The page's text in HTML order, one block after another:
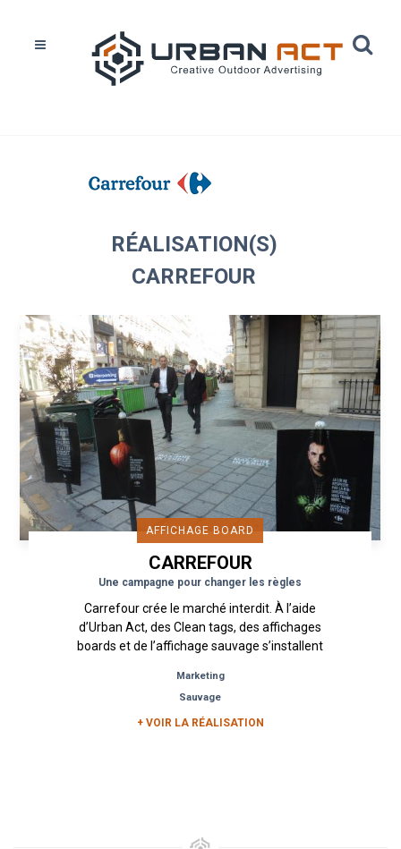
RÉALISATION(S)
CARREFOUR
AFFICHAGE BOARD
CARREFOUR
Une campagne pour changer les règles
Carrefour crée le marché interdit. À l’aide
d’Urban Act, des Clean tags, des affichages
boards et de l’affichage sauvage s’installent
Marketing
Sauvage
+ VOIR LA RÉALISATION